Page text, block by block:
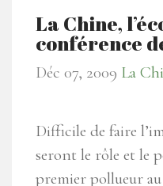
La Chine,
conférence
Déc 07, 2009 La
Difficile de faire
seront le rôle et le
premier pollueur